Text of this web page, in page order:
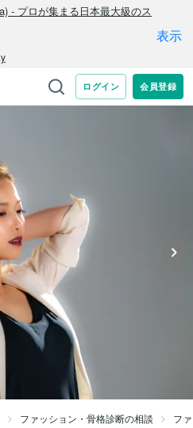
ファッション・骨格診断の相談 フ